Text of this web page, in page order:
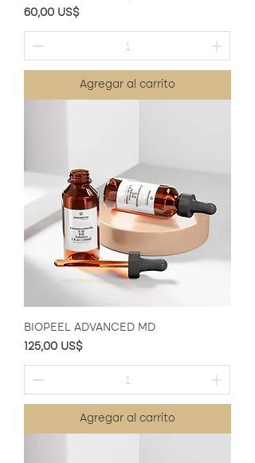
Precio
60,00 US$
Agregar al carrito
BIOPEEL ADVANCED MD
Precio
125,00 US$
Agregar al carrito